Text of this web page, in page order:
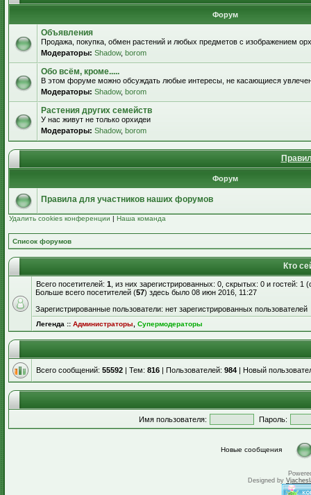
Форум
Объявления
Продажа, покупка, обмен растений и любых предметов с изображением
Модераторы: Shadow, borom
Обо всём, кроме.....
В этом форуме можно обсуждать любые интересы, не касающиеся
Модераторы: Shadow, borom
Растения других семейств
У нас живут не только орхидеи
Модераторы: Shadow, borom
Форум
Правила для участников наших форумов
Удалить cookies конференции | Наша команда
Список форумов
Кто
Всего посетителей: 1 , из них зарегистрированных: 0, скрытых: 0 и гостей:
Больше всего посетителей (57) здесь было 08 июн 2016, 11:27
Зарегистрированные пользователи: нет зарегистрированных пользователей
Легенда :: Администраторы Супермодераторы
Всего сообщений: 55592 | Тем: 816 | Пользователей: 984 | Новый
Имя пользователя: Пароль:
Новые сообщения
Designed by